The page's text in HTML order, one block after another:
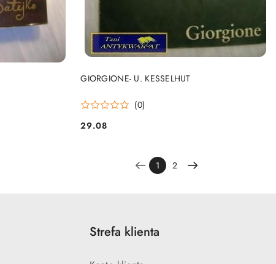
GIORGIONE- U. KESSELHUT
(0)
Cena:
29.08
DO KOSZYKA
1 2
Strefa klienta